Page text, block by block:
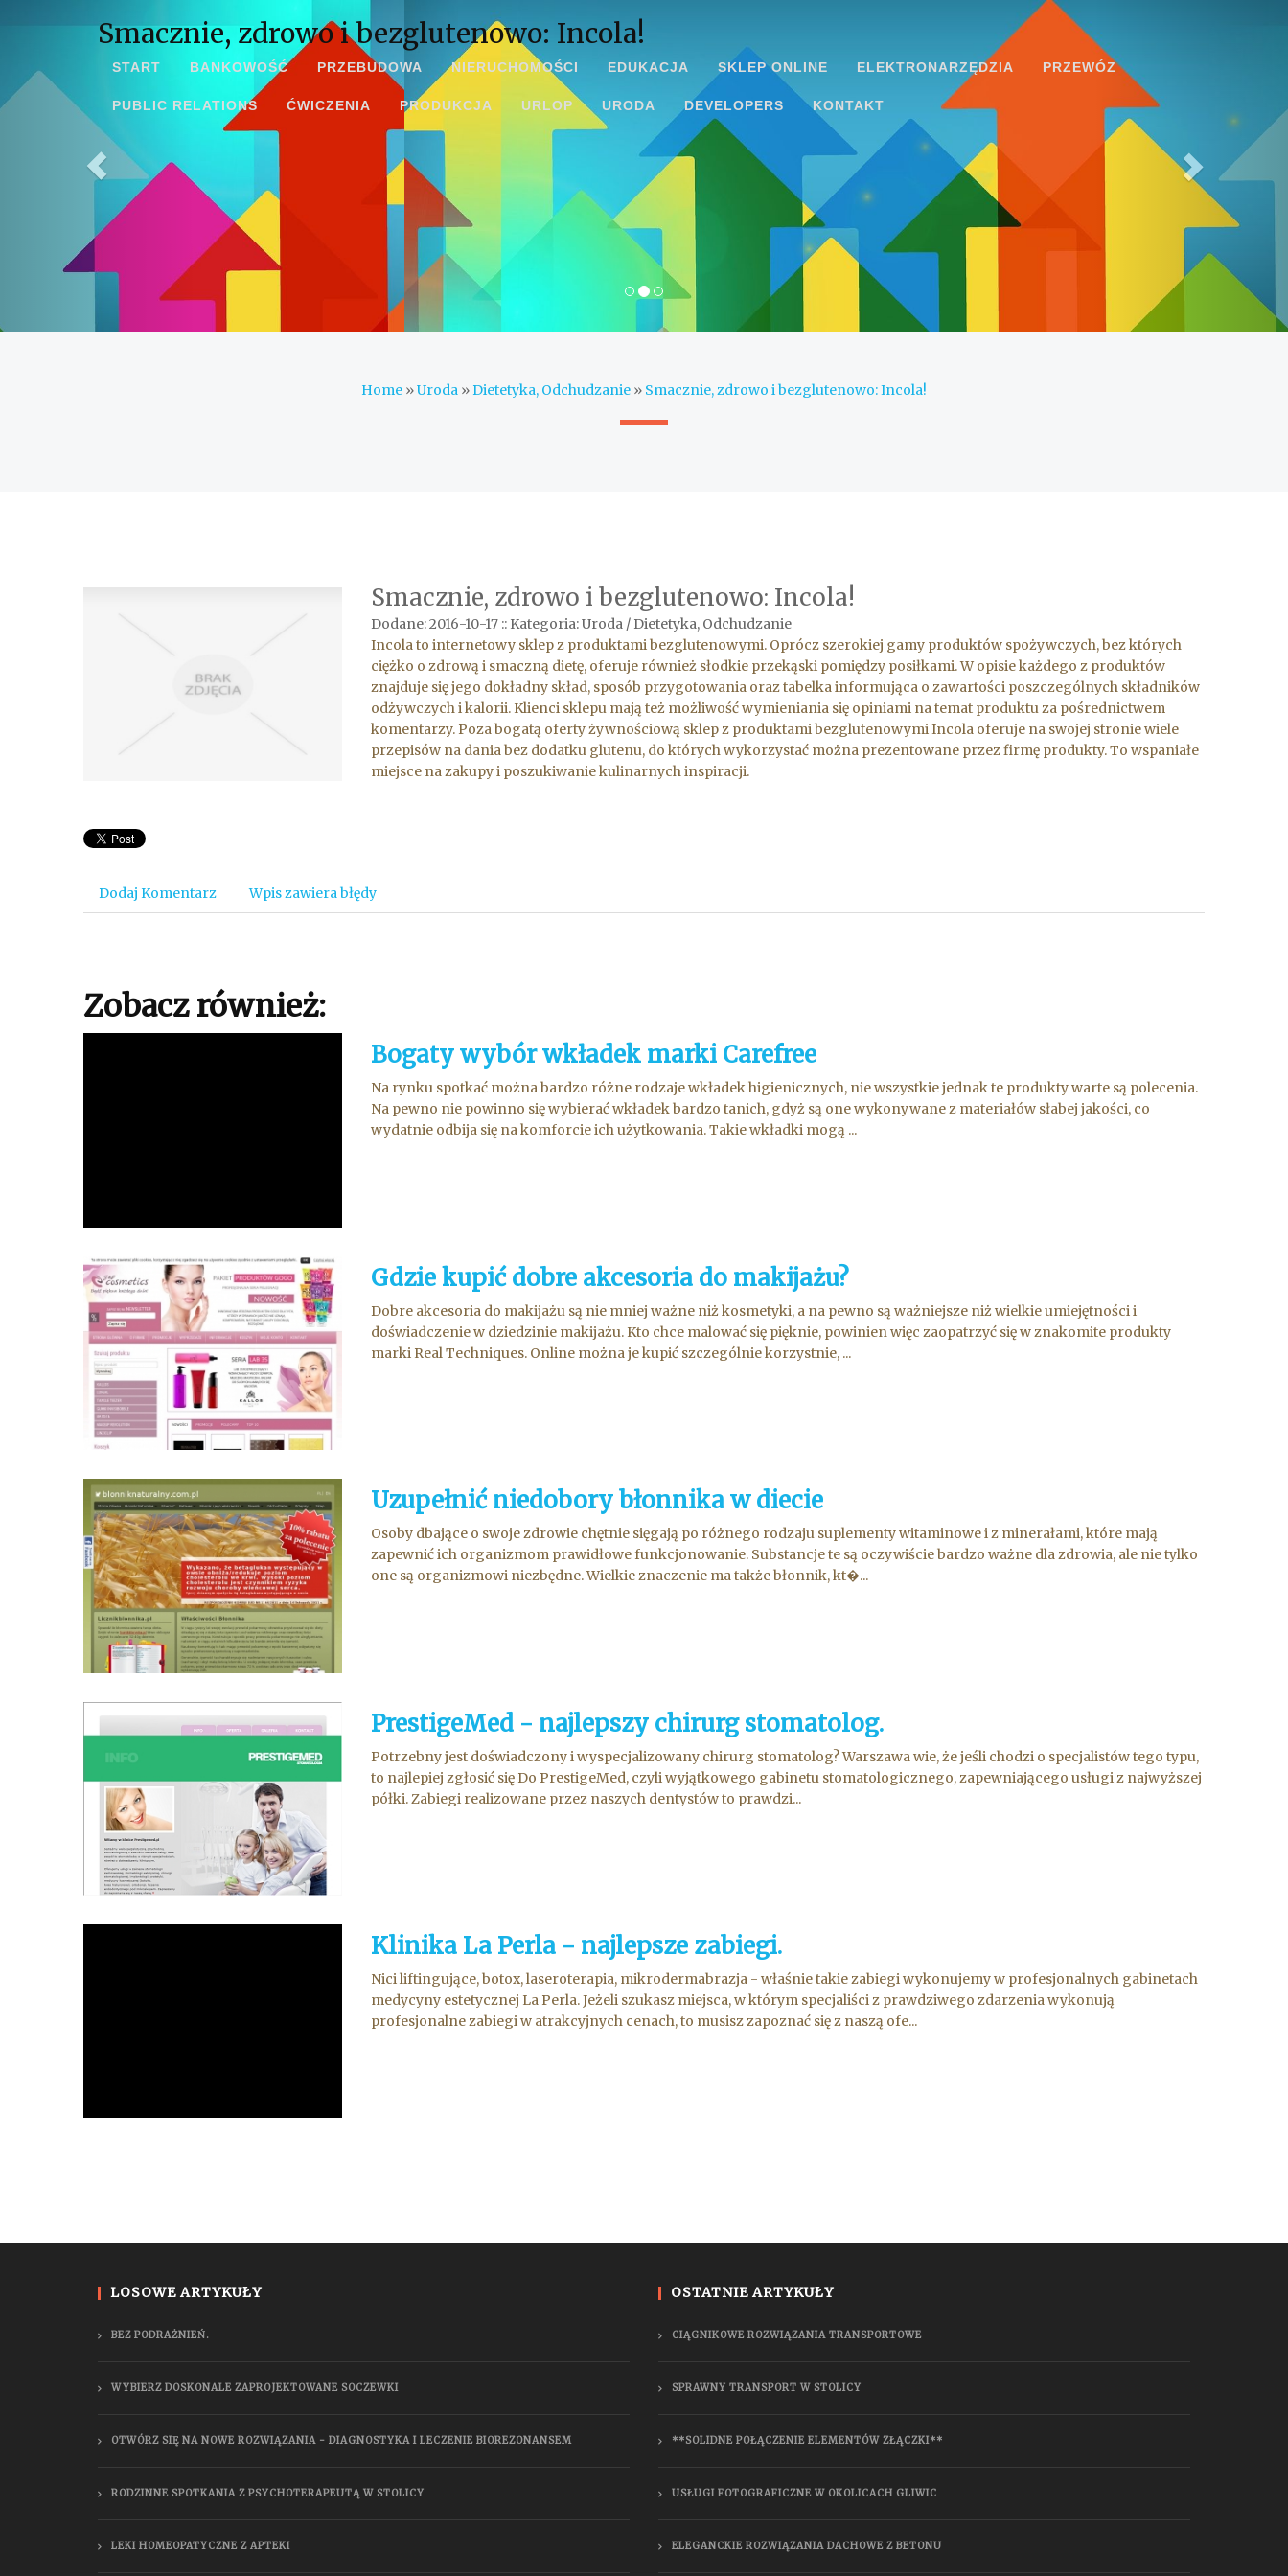
Smacznie, zdrowo i bezglutenowo: Incola!
START BANKOWOŚĆ PRZEBUDOWA NIERUCHOMOŚCI EDUKACJA SKLEP ONLINE ELEKTRONARZĘDZIA PRZEWÓZ
PUBLIC RELATIONS ĆWICZENIA PRODUKCJA URLOP URODA DEVELOPERS KONTAKT
Home »Uroda »Dietetyka, Odchudzanie » Smacznie, zdrowo i bezglutenowo: Incola!
Smacznie, zdrowo i bezglutenowo: Incola!
Dodane: 2016-10-17 :: Kategoria: Uroda / Dietetyka, Odchudzanie
Incola to internetowy sklep z produktami bezglutenowymi. Oprócz szerokiej gamy produktów spożywczych, bez których
ciężko o zdrową i smaczną dietę, oferuje również słodkie przekąski pomiędzy posiłkami. W opisie każdego z produktów
znajduje się jego dokładny skład, sposób przygotowania oraz tabelka informująca o zawartości poszczególnych składników
odżywczych i kalorii. Klienci sklepu mają też możliwość wymieniania się opiniami na temat produktu za pośrednictwem
komentarzy. Poza bogatą oferty żywnościową sklep z produktami bezglutenowymi Incola oferuje na swojej stronie wiele
przepisów na dania bez dodatku glutenu, do których wykorzystać można prezentowane przez firmę produkty. To wspaniałe
miejsce na zakupy i poszukiwanie kulinarnych inspiracji.
Dodaj Komentarz Wpis zawiera błędy
Zobacz również:
Bogaty wybór wkładek marki Carefree
Na rynku spotkać można bardzo różne rodzaje wkładek higienicznych, nie wszystkie jednak te produkty warte są polecenia.
Na pewno nie powinno się wybierać wkładek bardzo tanich, gdyż są one wykonywane z materiałów słabej jakości, co
wydatnie odbija się na komforcie ich użytkowania. Takie wkładki mogą ...
Gdzie kupić dobre akcesoria do makijażu?
Dobre akcesoria do makijażu są nie mniej ważne niż kosmetyki, a na pewno są ważniejsze niż wielkie umiejętności i
doświadczenie w dziedzinie makijażu. Kto chce malować się pięknie, powinien więc zaopatrzyć się w znakomite produkty
marki Real Techniques. Online można je kupić szczególnie korzystnie, ...
Uzupełnić niedobory błonnika w diecie
Osoby dbające o swoje zdrowie chętnie sięgają po różnego rodzaju suplementy witaminowe i z minerałami, które mają
zapewnić ich organizmom prawidłowe funkcjonowanie. Substancje te są oczywiście bardzo ważne dla zdrowia, ale nie tylko
one są organizmowi niezbędne. Wielkie znaczenie ma także błonnik, kt�...
PrestigeMed - najlepszy chirurg stomatolog.
Potrzebny jest doświadczony i wyspecjalizowany chirurg stomatolog? Warszawa wie, że jeśli chodzi o specjalistów tego typu,
to najlepiej zgłosić się Do PrestigeMed, czyli wyjątkowego gabinetu stomatologicznego, zapewniającego usługi z najwyższej
półki. Zabiegi realizowane przez naszych dentystów to prawdzi...
Klinika La Perla - najlepsze zabiegi.
Nici liftingujące, botox, laseroterapia, mikrodermabrazja - właśnie takie zabiegi wykonujemy w profesjonalnych gabinetach
medycyny estetycznej La Perla. Jeżeli szukasz miejsca, w którym specjaliści z prawdziwego zdarzenia wykonują
profesjonalne zabiegi w atrakcyjnych cenach, to musisz zapoznać się z naszą ofe...
LOSOWE ARTYKUŁY
BEZ PODRAŻNIEŃ.
WYBIERZ DOSKONALE ZAPROJEKTOWANE SOCZEWKI
OTWÓRZ SIĘ NA NOWE ROZWIĄZANIA - DIAGNOSTYKA I LECZENIE BIOREZONANSEM
RODZINNE SPOTKANIA Z PSYCHOTERAPEUTĄ W STOLICY
LEKI HOMEOPATYCZNE Z APTEKI
OSTATNIE ARTYKUŁY
CIĄGNIKOWE ROZWIĄZANIA TRANSPORTOWE
SPRAWNY TRANSPORT W STOLICY
**SOLIDNE POŁĄCZENIE ELEMENTÓW ZŁĄCZKI**
USŁUGI FOTOGRAFICZNE W OKOLICACH GLIWIC
ELEGANCKIE ROZWIĄZANIA DACHOWE Z BETONU